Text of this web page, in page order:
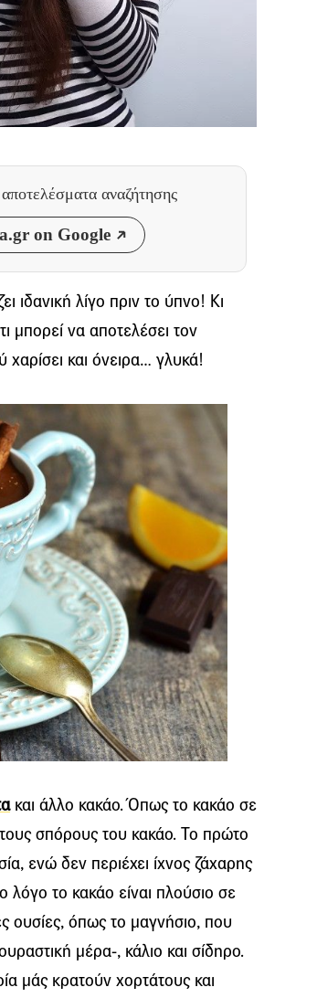
αναζήτησης
on Google
ιδανική λίγο πριν το ύπνο! Κι
μπορεί να αποτελέσει τον
και όνειρα… γλυκά!
και άλλο κακάο. Όπως το κακάο σε
σπόρους του κακάο. Το πρώτο
ενώ δεν περιέχει ίχνος ζάχαρης
λόγο το κακάο είναι πλούσιο σε
ουσίες, όπως το μαγνήσιο, που
μέρα-, κάλιο και σίδηρο.
μάς κρατούν χορτάτους και